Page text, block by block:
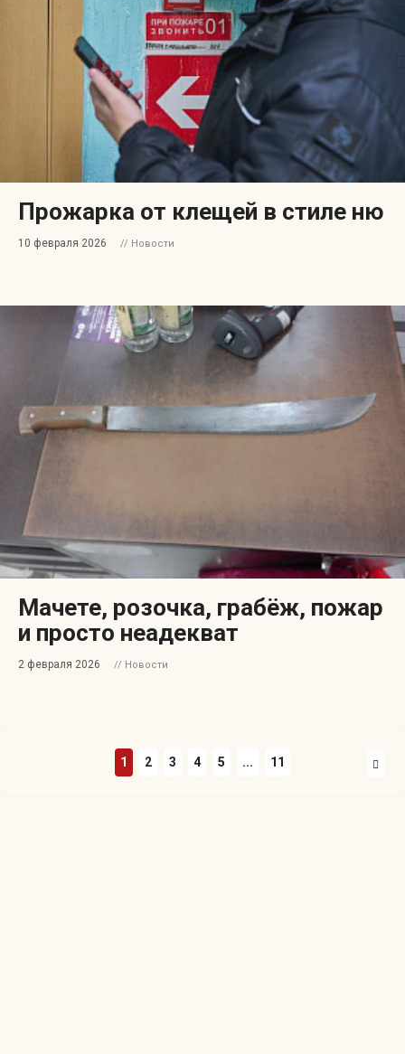
Прожарка от клещей в стиле ню
10 февраля 2026 // Новости
Мачете, розочка, грабёж, пожар
и просто неадекват
2 февраля 2026 // Новости
1 2 3 4 5 ... 11